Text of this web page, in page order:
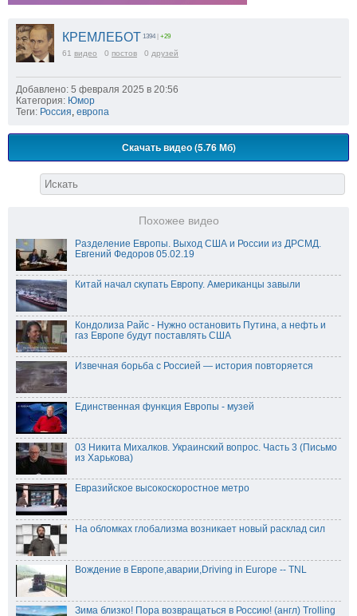
КРЕМЛЕБОТ 1394 | +29
61 видео 0 постов 0 друзей
Добавлено: 5 февраля 2025 в 20:56
Категория: Юмор
Теги: Россия европа
Скачать видео (5.76 Мб)
Похожее видео
Разделение Европы. Выход США и России из ДРСМД.
Евгений Федоров 05.02.19
Китай начал скупать Европу. Американцы завыли
Кондолиза Райс - Нужно остановить Путина, а нефть и
газ Европе будут поставлять США
Извечная борьба с Россией — история повторяется
Единственная функция Европы - музей
03 Никита Михалков. Украинский вопрос. Часть 3 (Письмо
из Харькова)
Евразийское высокоскоростное метро
На обломках глобализма возникает новый расклад сил
Вождение в Европе,аварии,Driving in Europe -- TNL
Зима близко! Пора возвращаться в Россию! (англ) Trolling